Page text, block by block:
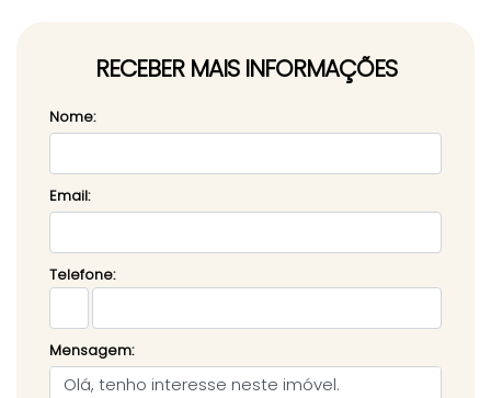
RECEBER MAIS INFORMAÇÕES
Nome:
Email:
Telefone:
Mensagem: